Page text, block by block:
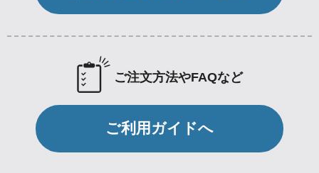
ご注文方法やFAQなど
ご利用ガイドへ